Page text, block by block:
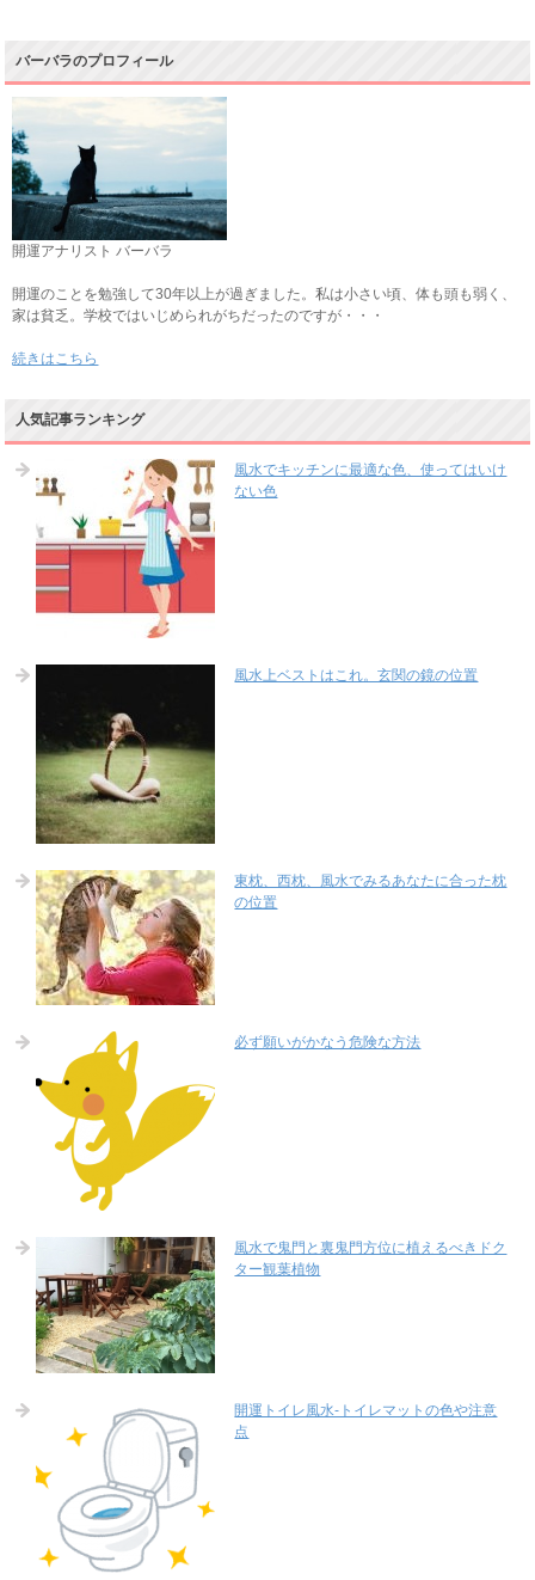
バーバラのプロフィール
開運アナリスト バーバラ
開運のことを勉強して30年以上が過ぎました。私は小さい頃、体も頭も弱く、
家は貧乏。学校ではいじめられがちだったのですが・・・
続きはこちら
人気記事ランキング
風水でキッチンに最適な色、使ってはいけ
ない色
風水上ベストはこれ。玄関の鏡の位置
東枕、西枕、風水でみるあなたに合った枕
の位置
必ず願いがかなう危険な方法
風水で鬼門と裏鬼門方位に植えるべきドク
ター観葉植物
開運トイレ風水-トイレマットの色や注意
点